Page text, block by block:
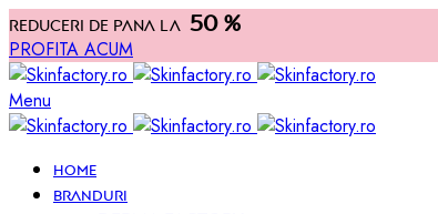
Reduceri de pana la 50 %
PROFITA ACUM
Menu
HOME
BRANDURI